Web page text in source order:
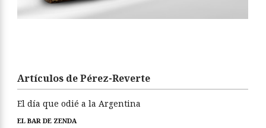
Artículos de Pérez-Reverte
El día que odié a la Argentina
EL BAR DE ZENDA